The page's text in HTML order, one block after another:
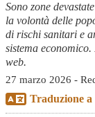
Sono zone
la volontà delle
di rischi sanitari e
sistema
web.
27 marzo 2026 -
Traduzione